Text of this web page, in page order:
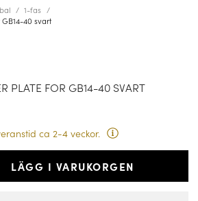
1-fas
40 svart
PLATE FOR GB14-40 SVART
ca 2-4 veckor.
LÄGG I VARUKORGEN